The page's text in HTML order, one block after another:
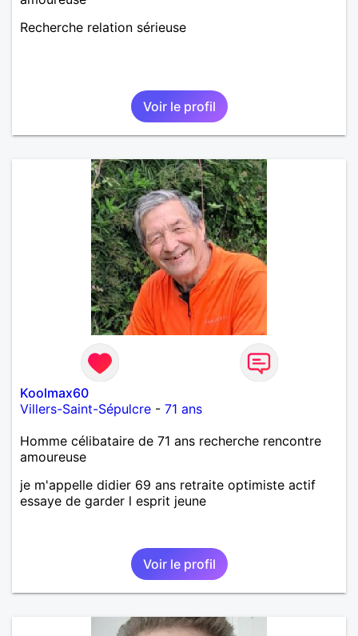
Recherche relation sérieuse
Voir le profil
Koolmax60
Villers-Saint-Sépulcre - 71 ans
Homme célibataire de 71 ans recherche rencontre
amoureuse
je m'appelle didier 69 ans retraite optimiste actif
essaye de garder l esprit jeune
Voir le profil